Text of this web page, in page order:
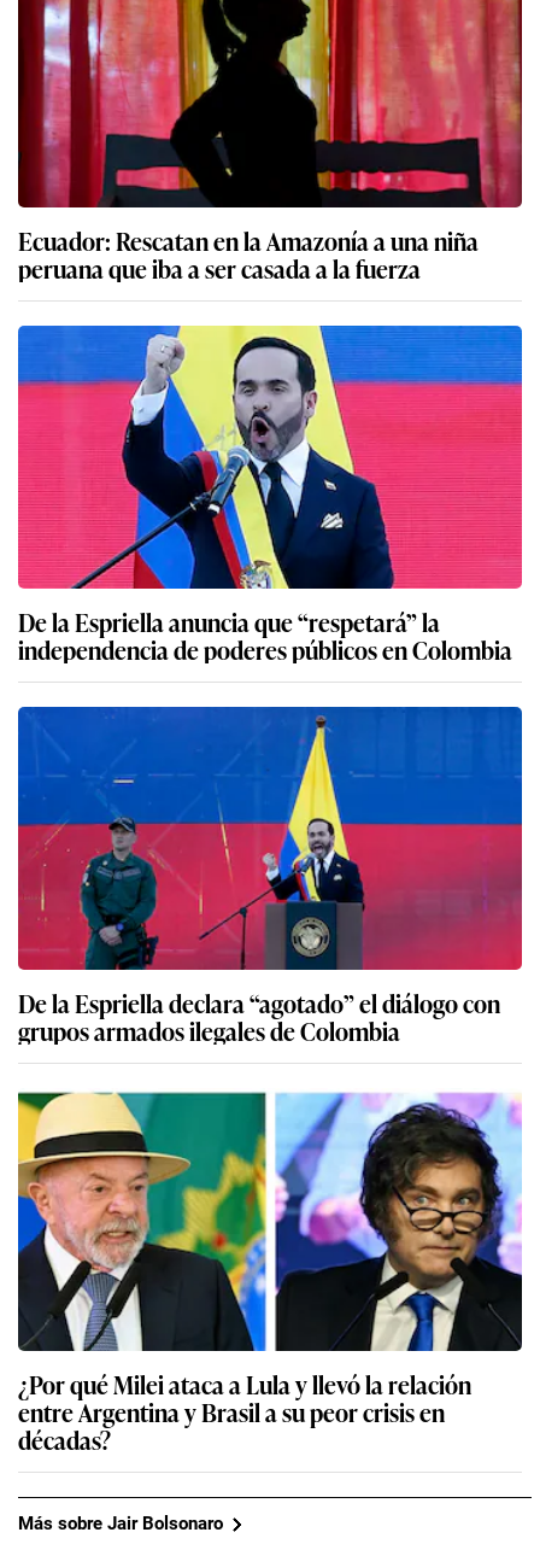
Ecuador: Rescatan en la Amazonía a una niña
peruana que iba a ser casada a la fuerza
De la Espriella anuncia que “respetará” la
independencia de poderes públicos en Colombia
De la Espriella declara “agotado” el diálogo con
grupos armados ilegales de Colombia
¿Por qué Milei ataca a Lula y llevó la relación
entre Argentina y Brasil a su peor crisis en
décadas?
Más sobre Jair Bolsonaro